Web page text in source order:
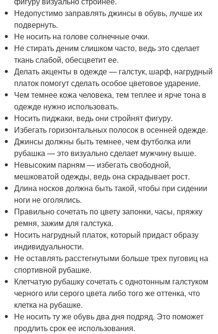
Недопустимо заправлять джинсы в обувь, лучше их
подвернуть.
Не носить на голове солнечные очки.
Не стирать деним слишком часто, ведь это сделает
ткань слабой, обесцветит ее.
Делать акценты в одежде — галстук, шарф, нагрудный
платок помогут сделать особое цветовое ударение.
Чем темнее кожа человека, тем теплее и ярче тона в
одежде нужно использовать.
Носить пиджаки, ведь они стройнят фигуру.
Избегать горизонтальных полосок в осенней одежде.
Джинсы должны быть темнее, чем футболка или
рубашка — это визуально сделает мужчину выше.
Невысоким парням — избегать свободной,
мешковатой одежды, ведь она скрадывает рост.
Длина носков должна быть такой, чтобы при сидении
ноги не оголялись.
Правильно сочетать по цвету запонки, часы, пряжку
ремня, зажим для галстука.
Носить нагрудный платок, который придаст образу
индивидуальности.
Не оставлять расстегнутыми больше трех пуговиц на
спортивной рубашке.
Клетчатую рубашку сочетать с однотонным галстуком
черного или серого цвета либо того же оттенка, что
клетка на рубашке.
Не носить ту же обувь два дня подряд. Это поможет
продлить срок ее использования.